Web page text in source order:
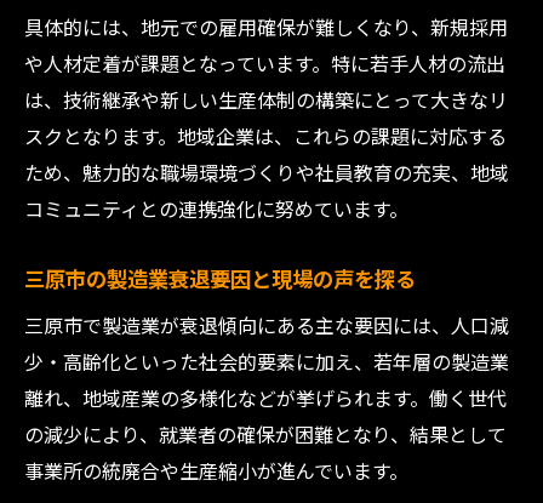
識
工業団地整備がもたらす三原の新たな可能性
製造業発展に向けた工業団地整備の戦略的
意義
三原市工業団地整備が地域経済へ与える波
及効果
とは
企業誘致で製造業活性化を目指す三原市の
挑戦
工業団地の整備が製造業の雇用創出に果た
す役割
事業所数減の背景と地域経済の課題を読み解く
具体的には、地元での雇用確保が難しくなり、新規採用
や人材定着が課題となっています。特に若手人材の流出
は、技術継承や新しい生産体制の構築にとって大きなリ
スクとなります。地域企業は、これらの課題に対応する
ため、魅力的な職場環境づくりや社員教育の充実、地域
コミュニティとの連携強化に努めています。
三原市の製造業衰退要因と現場の声を探る
三原市で製造業が衰退傾向にある主な要因には、人口減
少・高齢化といった社会的要素に加え、若年層の製造業
離れ、地域産業の多様化などが挙げられます。働く世代
の減少により、就業者の確保が困難となり、結果として
事業所の統廃合や生産縮小が進んでいます。